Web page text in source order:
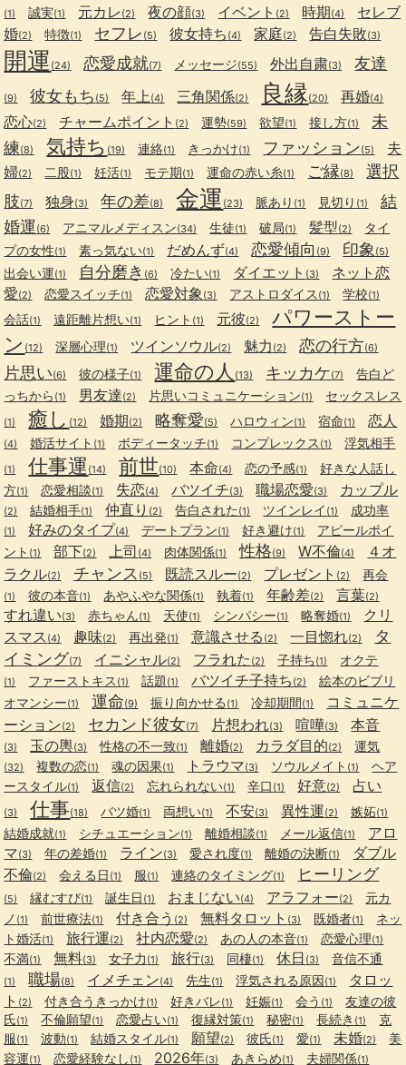
(1) 誠実(1) 元カレ (2) 夜の顔(3) イベント (2) 時期(4)
セレブ
婚(2) 特徴(1) セフレ (5) 彼女持ち (4) 家庭(2) 告白失敗(3)
開運 (24) 恋愛成就(7) メッセージ(55) 外出自粛(3) 友達
(9) 彼女もち (5) 年上 (4) 三角関係(2) 良縁(20) 再婚(4)
恋心(2) チャームポイント (2) 運勢(59) 欲望(1) 接し方(1)
未
練(8) 気持ち (19) 連絡(1) きっかけ(1) ファッション(5)
夫
婦(2) 二股(1) 妊活(1) モテ期(1) 運命の赤い糸(1) ご縁(8)
選択
肢(7) 独身(3) 年の差(8) 金運 (23) 脈あり (1) 見切り (1)
結
婚運(6) アニマルメディスン(34) 生徒(1) 破局(1) 髪型(2)
タイ
プの女性(1) 素っ気ない(1) だめんず(4) 恋愛傾向 (9) 印象 (5)
出会い運(1) 自分磨き (6) 冷たい(1) ダイエット (3)
ネット恋
愛(2) 恋愛スイッチ(1) 恋愛対象 (3) アストロダイス (1) 学校(1)
会話(1) 遠距離片想い(1) ヒント (1) 元彼(2)
パワーストー
ン (12) 深層心理(1) ツインソウル(2) 魅力 (2) 恋の行方(6)
片思い(6) 彼の様子(1) 運命の人 (13) キッカケ(7)
告白ど
っちから (1) 男友達(2) 片思いコミュニケーション(1) セックスレス
(1) 癒し (12) 婚期(2) 略奪愛(5) ハロウィン(1) 宿命(1) 恋人
(4) 婚活サイト (1) ボディータッチ(1) コンプレックス (1) 浮気相手
(1) 仕事運 (14) 前世(10) 本命(4) 恋の予感(1)
好きな人話し
方(1) 恋愛相談(1) 失恋(4) バツイチ(3) 職場恋愛(3) カップル
(2) 結婚相手(1) 仲直り (2) 告白された (1) ツインレイ (1) 成功率
(1) 好みのタイプ(4) デートプラン(1) 好き避け(1)
アピールポイ
ント (1) 部下(2) 上司 (4) 肉体関係(1) 性格(9) W不倫(4)
４オ
ラクル(2) チャンス (5) 既読スルー(2) プレゼント (2) 再会
(1) 彼の本音(1) あやふやな関係(1) 執着(1) 年齢差(2) 言葉(2)
すれ違い(3) 赤ちゃん(1) 天使(1) シンパシー(1) 略奪婚(1)
クリ
スマス (4) 趣味(2) 再出発(1) 意識させる (2) 一目惚れ(2)
タ
イミング(7) イニシャル(2) フラれた (2) 子持ち(1) オクテ
(1) ファーストキス (1) 話題(1) バツイチ子持ち (2)
絵本のビブリ
オマンシー(1) 運命(9) 振り向かせる (1) 冷却期間(1)
コミュニケ
ーション(2) セカンド彼女(7) 片想われ(3) 喧嘩(3) 本音
(3) 玉の輿(3) 性格の不一致(1) 離婚(2) カラダ目的(2) 運気
(32) 複数の恋(1) 魂の因果(1) トラウマ(3) ソウルメイト (1)
ヘア
ースタイル(1) 返信(2) 忘れられない(1) 辛口 (1) 好意(2) 占い
(3) 仕事(18) バツ婚(1) 両想い(1) 不安(3) 異性運(2) 嫉妬(1)
結婚成就(1) シチュエーション(1) 離婚相談(1) メール返信(1)
アロ
マ(3) 年の差婚(1) ライン(3) 愛され度(1) 離婚の決断(1)
ダブル
不倫(2) 会える日 (1) 服(1) 連絡のタイミング(1) ヒーリング
(5) 縁むすび(1) 誕生日 (1) おまじない(4) アラフォー(2)
元カ
ノ (1) 前世療法(1) 付き合う (2) 無料タロット (3) 既婚者(1)
ネッ
ト婚活(1) 旅行運(2) 社内恋愛(2) あの人の本音(1) 恋愛心理(1)
不満(1) 無料(3) 女子力 (1) 旅行(3) 同棲(1) 休日 (3) 音信不通
(1) 職場(8) イメチェン(4) 先生(1) 浮気される原因(1)
タロッ
ト (2) 付き合うきっかけ(1) 好きバレ(1) 妊娠(1) 会う (1)
友達の彼
氏(1) 不倫願望(1) 恋愛占い(1) 復縁対策(1) 秘密(1) 長続き (1)
克
服(1) 波動(1) 結婚スタイル(1) 願望(2) 彼氏(1) 愛(1) 未婚(2)
美
容運(1) 恋愛経験なし (1) 2026年(3) あきらめ(1) 夫婦関係(1)